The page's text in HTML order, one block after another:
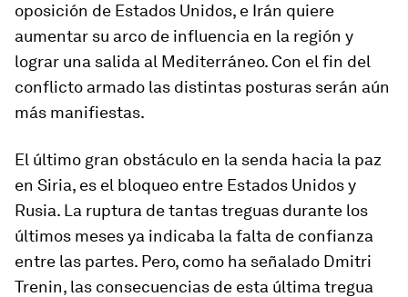
oposición de Estados Unidos, e Irán quiere
aumentar su arco de influencia en la región y
lograr una salida al Mediterráneo. Con el fin del
conflicto armado las distintas posturas serán aún
más manifiestas.
El último gran obstáculo en la senda hacia la paz
en Siria, es el bloqueo entre Estados Unidos y
Rusia. La ruptura de tantas treguas durante los
últimos meses ya indicaba la falta de confianza
entre las partes. Pero, como ha señalado Dmitri
Trenin, las consecuencias de esta última tregua